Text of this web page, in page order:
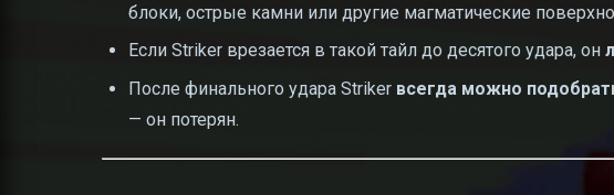
блоки, острые камни или другие магматические
Если Striker врезается в такой тайл до десятого удара, он
После финального удара Striker всегда можно
— он потерян.